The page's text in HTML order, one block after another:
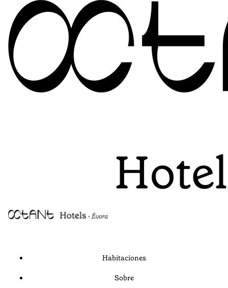
Habitaciones
Sobre